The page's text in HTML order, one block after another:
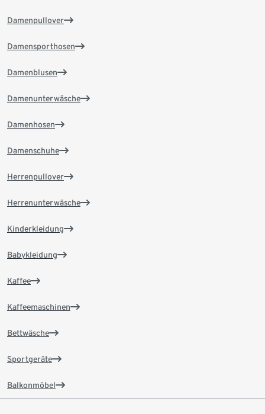
Damenpullover
Damensporthosen
Damenblusen
Damenunterwäsche
Damenhosen
Damenschuhe
Herrenpullover
Herrenunterwäsche
Kinderkleidung
Babykleidung
Kaffee
Kaffeemaschinen
Bettwäsche
Sportgeräte
Balkonmöbel